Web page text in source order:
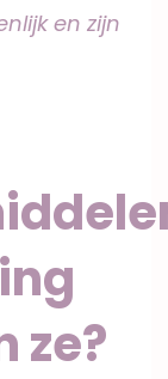
en zijn
ze?